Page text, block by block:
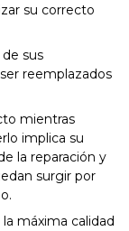
su correcto
sus
reemplazados
mientras
implica su
la reparación y
surgir por
máxima calidad